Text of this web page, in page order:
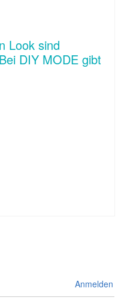
Look sind
DIY MODE gibt
Anmelden